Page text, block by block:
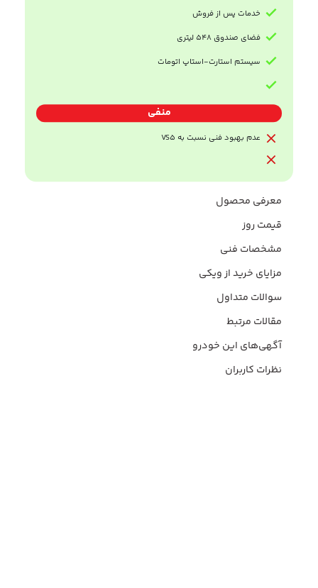
خدمات پس از فروش
فضای صندوق 548 لیتری
سیستم استارت-استاپ اتومات
منفی
عدم بهبود فنی نسبت به VS5
معرفی محصول
قیمت روز
مشخصات فنی
مزایای خرید از ویکی
سوالات متداول
مقالات مرتبط
آگهی‌های این خودرو
نظرات کاربران